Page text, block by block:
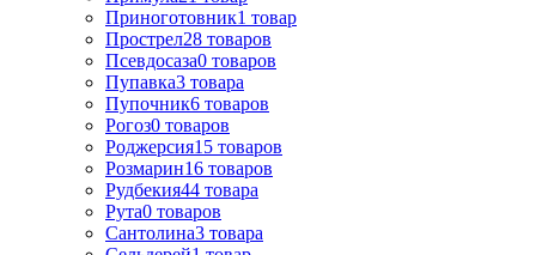
Приноготовник1 товар
Прострел28 товаров
Псевдосаза0 товаров
Пупавка3 товара
Пупочник6 товаров
Рогоз0 товаров
Роджерсия15 товаров
Розмарин16 товаров
Рудбекия44 товара
Рута0 товаров
Сантолина3 товара